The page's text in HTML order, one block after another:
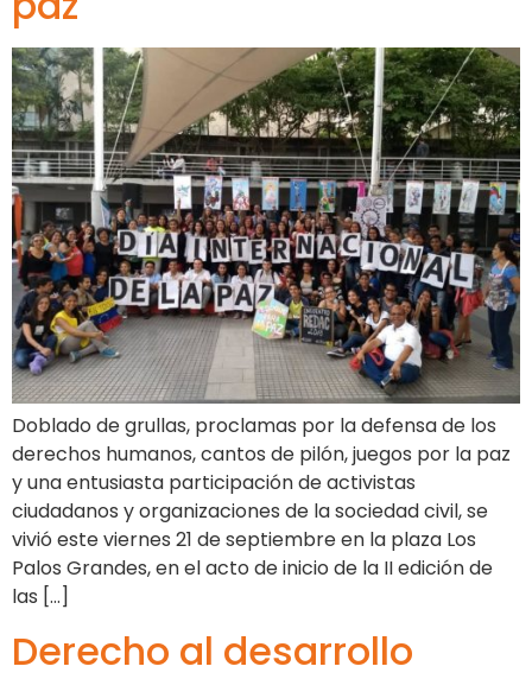
Doblado de grullas, proclamas por la defensa de los
derechos humanos, cantos de pilón, juegos por la paz
y una entusiasta participación de activistas
ciudadanos y organizaciones de la sociedad civil, se
vivió este viernes 21 de septiembre en la plaza Los
Palos Grandes, en el acto de inicio de la II edición de
las […]
Derecho al desarrollo